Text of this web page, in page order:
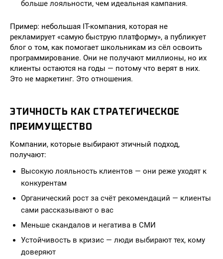
больше лояльности, чем идеальная кампания.
Пример: небольшая IT-компания, которая не
рекламирует «самую быструю платформу», а публикует
блог о том, как помогает школьникам из сёл освоить
программирование. Они не получают миллионы, но их
клиенты остаются на годы — потому что верят в них.
Это не маркетинг. Это отношения.
ЭТИЧНОСТЬ КАК СТРАТЕГИЧЕСКОЕ
ПРЕИМУЩЕСТВО
Компании, которые выбирают этичный подход,
получают:
Высокую лояльность клиентов — они реже уходят к
конкурентам
Органический рост за счёт рекомендаций — клиенты
сами рассказывают о вас
Меньше скандалов и негатива в СМИ
Устойчивость в кризис — люди выбирают тех, кому
доверяют